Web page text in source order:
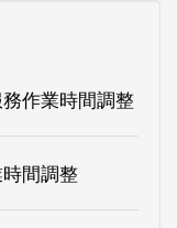
務作業時間調整
時間調整